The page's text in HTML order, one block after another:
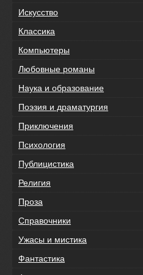
Искусство
Классика
Компьютеры
Любовные романы
Наука и образование
Поэзия и драматургия
Приключения
Психология
Публицистика
Религия
Проза
Справочники
Ужасы и мистика
Фантастика